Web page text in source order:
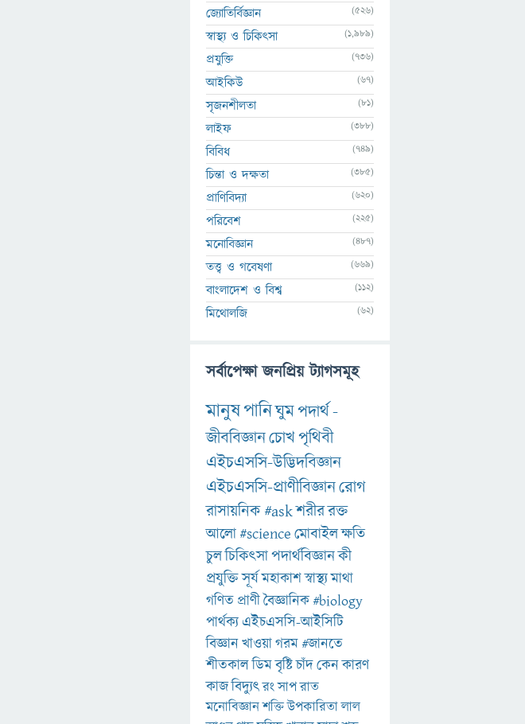
জ্যোতির্বিজ্ঞান (526)
স্বাস্থ্য ও চিকিৎসা (1,989)
প্রযুক্তি (736)
আইকিউ (67)
সৃজনশীলতা (81)
লাইফ (388)
বিবিধ (749)
চিন্তা ও দক্ষতা (385)
প্রাণিবিদ্যা (620)
পরিবেশ (225)
মনোবিজ্ঞান (487)
তত্ত্ব ও গবেষণা (669)
বাংলাদেশ ও বিশ্ব (112)
মিথোলজি (62)
সর্বাপেক্ষা জনপ্রিয় ট্যাগসমূহ
মানুষপানিঘুমপদার্থ-
জীববিজ্ঞানচোখপৃথিবী
এইচএসসি-উদ্ভিদবিজ্ঞান
এইচএসসি-প্রাণীবিজ্ঞানরোগ
রাসায়নিক#askশরীররক্ত
আলো#scienceমোবাইলক্ষতি
চুলচিকিৎসাপদার্থবিজ্ঞানকী
প্রযুক্তিসূর্যমহাকাশস্বাস্থ্যমাথা
গণিত প্রাণীবৈজ্ঞানিক#biology
পার্থক্য এইচএসসি-আইসিটি
বিজ্ঞানখাওয়াগরম#জানতে
শীতকালডিমবৃষ্টিচাঁদকেনকারণ
কাজবিদ্যুৎরংসাপরাত
মনোবিজ্ঞানশক্তিউপকারিতালাল